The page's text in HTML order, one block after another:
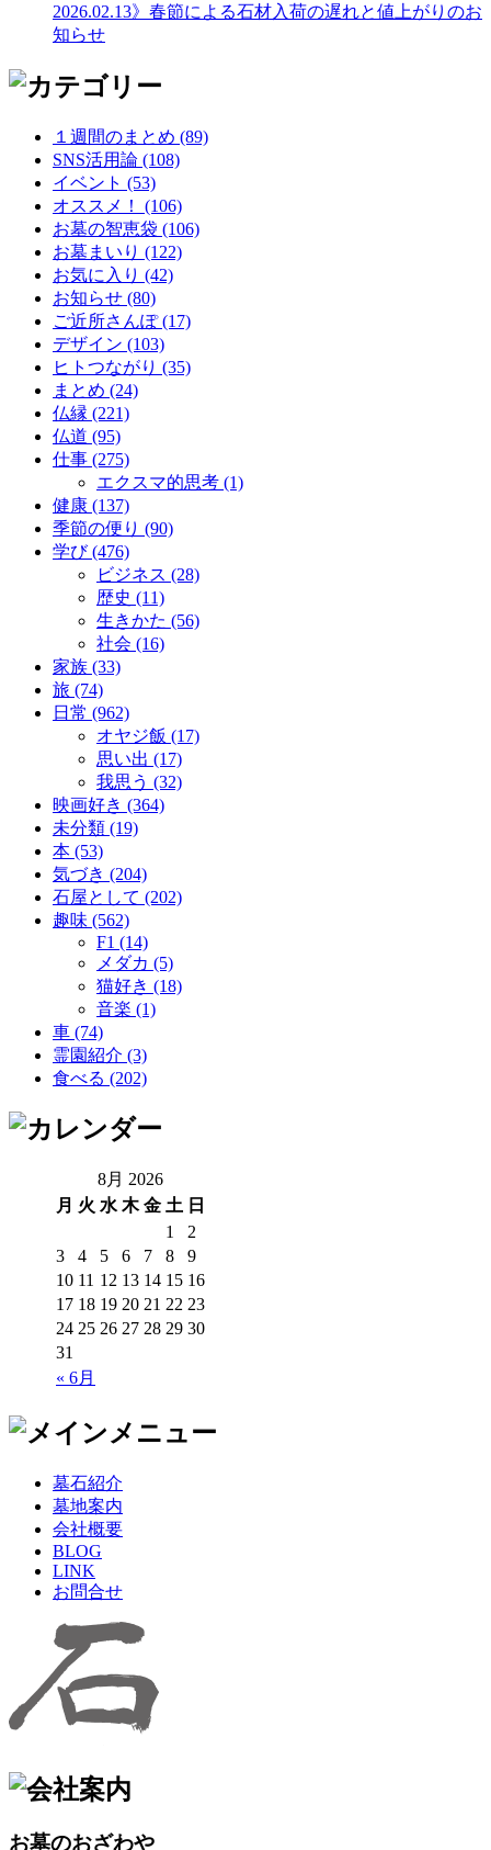
2026.02.13》春節による石材入荷の遅れと値上がりのお
知らせ
１週間のまとめ (89)
SNS活用論 (108)
イベント (53)
オススメ！ (106)
お墓の智恵袋 (106)
お墓まいり (122)
お気に入り (42)
お知らせ (80)
ご近所さんぽ (17)
デザイン (103)
ヒトつながり (35)
まとめ (24)
仏縁 (221)
仏道 (95)
仕事 (275)
エクスマ的思考 (1)
健康 (137)
季節の便り (90)
学び (476)
ビジネス (28)
歴史 (11)
生きかた (56)
社会 (16)
家族 (33)
旅 (74)
日常 (962)
オヤジ飯 (17)
思い出 (17)
我思う (32)
映画好き (364)
未分類 (19)
本 (53)
気づき (204)
石屋として (202)
趣味 (562)
F1 (14)
メダカ (5)
猫好き (18)
音楽 (1)
車 (74)
霊園紹介 (3)
食べる (202)
8月 2026
月 火 水 木 金 土 日
« 6月
1
2
3
4 5 6 7 8
9
10 11 12 13 14 15 16
17 18 19 20 21 22 23
24 25 26 27 28 29 30
31
墓石紹介
墓地案内
会社概要
BLOG
LINK
お問合せ
お墓のおざわや